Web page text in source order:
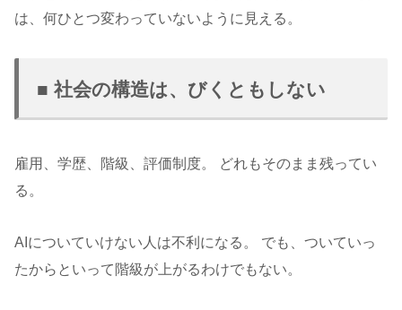
は、何ひとつ変わっていないように見える。
■ 社会の構造は、びくともしない
雇用、学歴、階級、評価制度。 どれもそのまま残ってい
る。
AIについていけない人は不利になる。 でも、ついていっ
たからといって階級が上がるわけでもない。